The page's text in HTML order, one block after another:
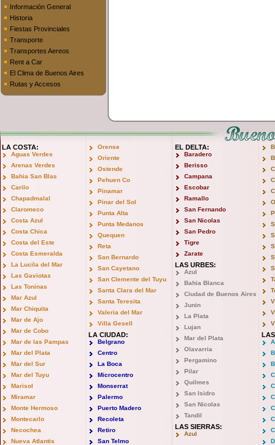
Información General
Historia
Fiestas Provinciales
Transporte
Transportes Aereos
Rent a Car
El Clima de Buenos Aires
Rutas y Accesos
LA COSTA:
Aguas Verdes
Arenas Verdes
Bahia San Blas
Carilo
Chapadmalal
Claromeco
Costa Azul
Costa Chica
Costa del Este
Costa Esmeralda
La Lucila del Mar
Las Gaviotas
Las Toninas
Mar Azul
Mar Chiquita
Mar de Ajo
Mar de Cobo
Mar de las Pampas
Mar del Plata
Mar del Sur
Mar del Tuyu
Marisol
Miramar
Monte Hermoso
Montecarlo
Necochea
Nueva Atlantis
Orense
Oriente
Ostende
Pehuen Co
Pinamar
Pinar del Sol
Punta Alta
Punta Medanos
Quequen
Reta
San Bernardo
San Cayetano
San Clemente del Tuyu
Santa Clara del Mar
Santa Teresita
Valeria del Mar
Villa Gesell
LA CIUDAD:
Belgrano
Centro
La Boca
Microcentro
Monserrat
Palermo
Puerto Madero
Recoleta
Retiro
San Telmo
EL DELTA:
Baradero
Berisso
Campana
Escobar
Ramallo
San Fernando
San Nicolas
San Pedro
Tigre
Zarate
LAS URBES:
Azul
Bahia Blanca
Ciudad de Buenos Aires
Junin
La Plata
Lujan
Mar del Plata
Olavarria
Pergamino
Pilar
Quilmes
San Isidro
San Nicolas
Tandil
LAS SIERRAS:
Azul